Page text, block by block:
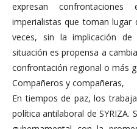
expresan
imperialistas que toman lugar
veces, sin la implicación
situación es propensa a
confrontación regional o más
Compañeros y compañeras,
En tiempos de paz, los
política antilaboral de SYRIZA.